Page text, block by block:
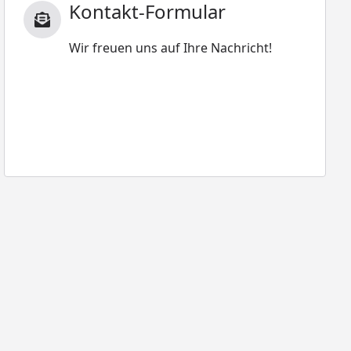
Kontakt-Formular
Wir freuen uns auf Ihre Nachricht!